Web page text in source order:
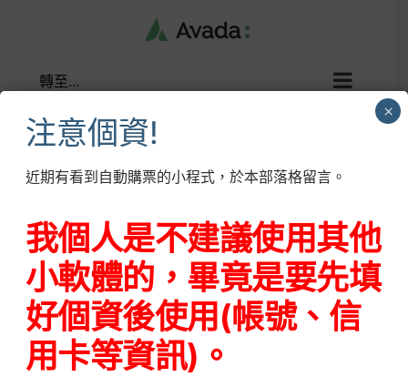
轉至...
About
s0114sunny
該作者尚未填入任何詳細資訊
So far s0114sunny has created 15
blog entries.
注意個資!
近期有看到自動購票的小程式，於本部落格留言。
我個人是不建議使用其他
小軟體的，畢竟是要先填
好個資後使用(帳號、信
用卡等資訊)。
×